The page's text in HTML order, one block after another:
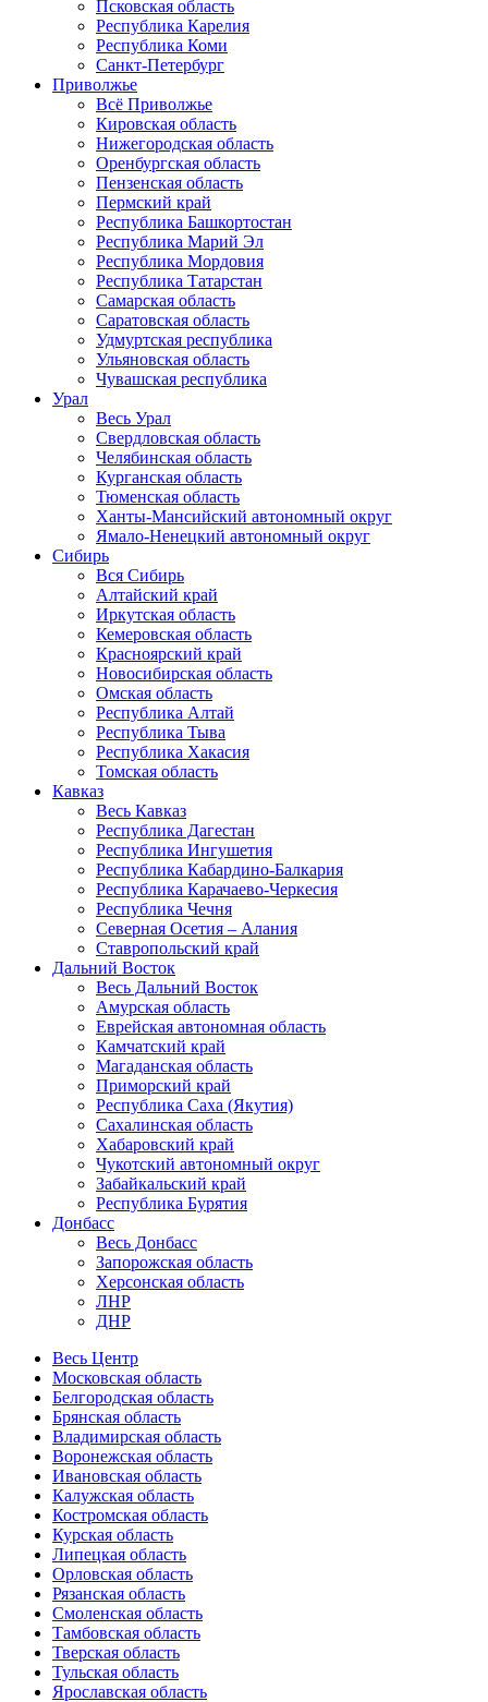
Псковская область
Республика Карелия
Республика Коми
Санкт-Петербург
Приволжье
Всё Приволжье
Кировская область
Нижегородская область
Оренбургская область
Пензенская область
Пермский край
Республика Башкортостан
Республика Марий Эл
Республика Мордовия
Республика Татарстан
Самарская область
Саратовская область
Удмуртская республика
Ульяновская область
Чувашская республика
Урал
Весь Урал
Свердловская область
Челябинская область
Курганская область
Тюменская область
Ханты-Мансийский автономный округ
Ямало-Ненецкий автономный округ
Сибирь
Вся Сибирь
Алтайский край
Иркутская область
Кемеровская область
Красноярский край
Новосибирская область
Омская область
Республика Алтай
Республика Тыва
Республика Хакасия
Томская область
Кавказ
Весь Кавказ
Республика Дагестан
Республика Ингушетия
Республика Кабардино-Балкария
Республика Карачаево-Черкесия
Республика Чечня
Северная Осетия – Алания
Ставропольский край
Дальний Восток
Весь Дальний Восток
Амурская область
Еврейская автономная область
Камчатский край
Магаданская область
Приморский край
Республика Саха (Якутия)
Сахалинская область
Хабаровский край
Чукотский автономный округ
Забайкальский край
Республика Бурятия
Донбасс
Весь Донбасс
Запорожская область
Херсонская область
ЛНР
ДНР
Весь Центр
Московская область
Белгородская область
Брянская область
Владимирская область
Воронежская область
Ивановская область
Калужская область
Костромская область
Курская область
Липецкая область
Орловская область
Рязанская область
Смоленская область
Тамбовская область
Тверская область
Тульская область
Ярославская область